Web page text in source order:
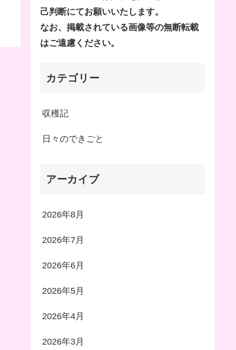
己判断にてお願いいたします。
なお、掲載されている画像等の無断転載
はご遠慮ください。
カテゴリー
収穫記
日々のできごと
アーカイブ
2026年8月
2026年7月
2026年6月
2026年5月
2026年4月
2026年3月